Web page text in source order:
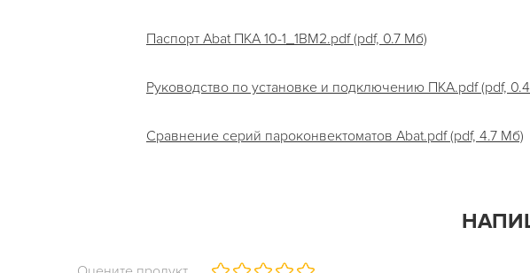
Паспорт Abat ПКА 10-1_1ВМ2.pdf (pdf, 0.7 Мб)
Руководство по установке и подключению ПКА.pdf (pdf,
Cравнение серий пароконвектоматов Abat.pdf (pdf, 4.7 Мб)